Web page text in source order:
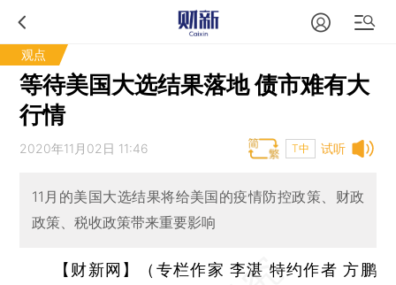
观点
等待美国大选结果落地 债市难有大
行情
试听
2020年11月02日 11:46 T中
11月的美国大选结果将给美国的疫情防控政策、财政
政策、税收政策带来重要影响
【财新网】（专栏作家 李湛 特约作者 方鹏